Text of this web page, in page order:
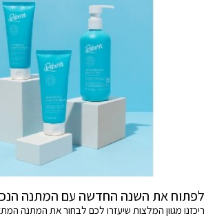
לפתוח את השנה החדשה עם המתנה
ריכזנו מגוון המלצות שיעזרו לכם לבחור את המתנה